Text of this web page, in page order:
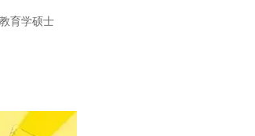
育学硕士